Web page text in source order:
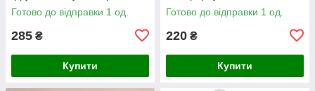
Готово до відправки 1 од.
285 ₴
Купити
Готово до відправки 1 од.
220 ₴
Купити